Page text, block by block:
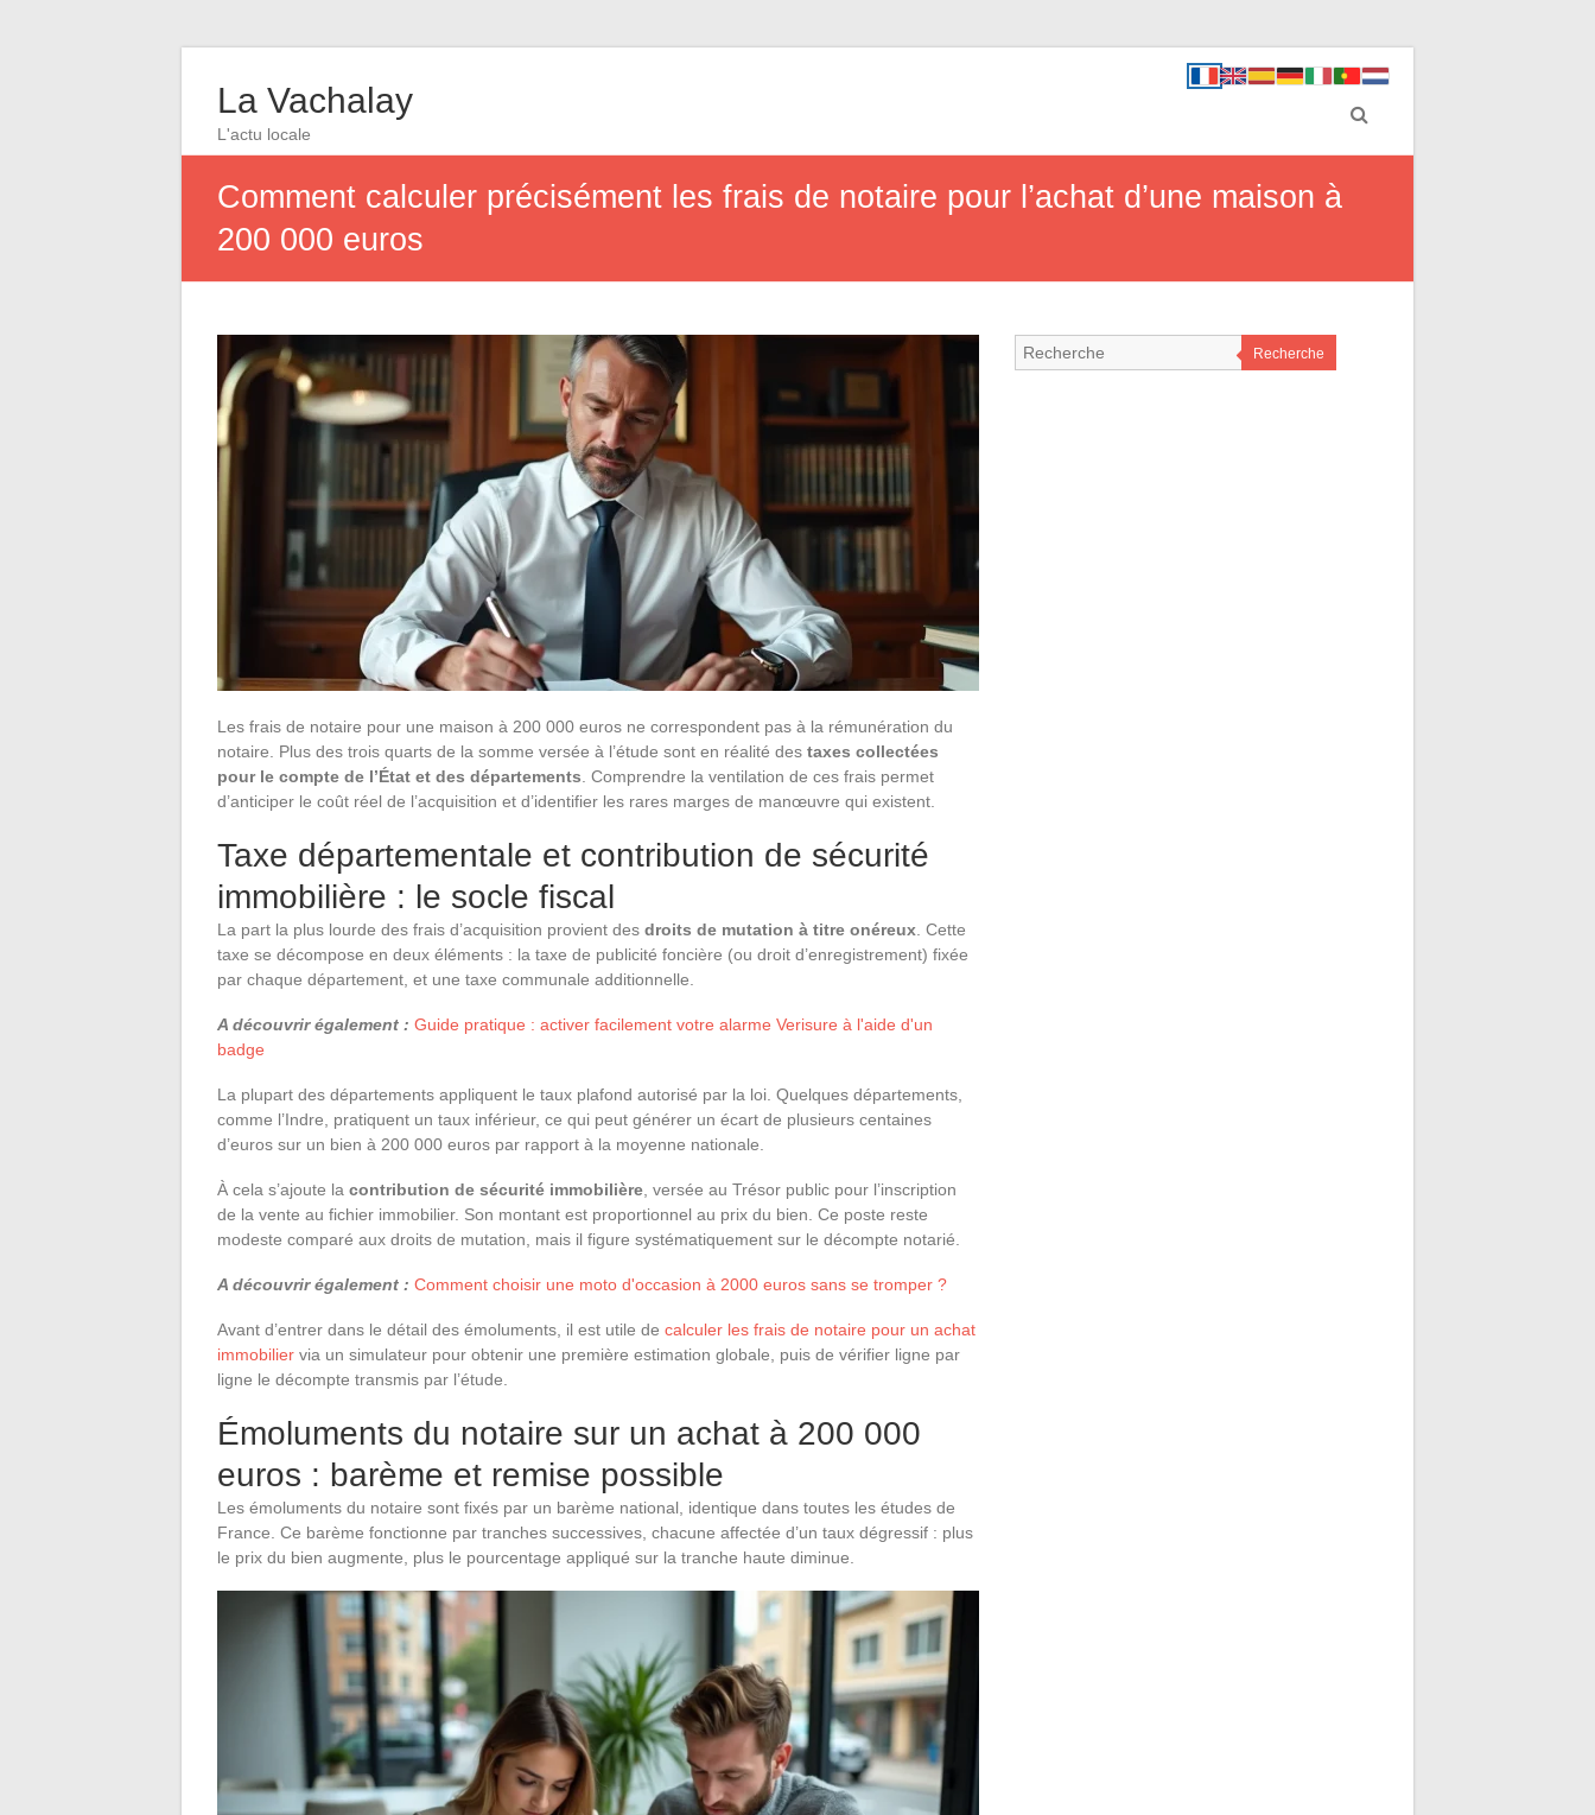
La Vachalay
L'actu locale
Comment calculer précisément les frais de notaire pour l’achat d’une maison à
200 000 euros
Les frais de notaire pour une maison à 200 000 euros ne correspondent pas à la rémunération du
notaire. Plus des trois quarts de la somme versée à l’étude sont en réalité des taxes collectées
pour le compte de l’État et des départements . Comprendre la ventilation de ces frais permet
d’anticiper le coût réel de l’acquisition et d’identifier les rares marges de manœuvre qui existent.
Taxe départementale et contribution de sécurité
immobilière : le socle fiscal
La part la plus lourde des frais d’acquisition provient des droits de mutation à titre onéreux . Cette
taxe se décompose en deux éléments : la taxe de publicité foncière (ou droit d’enregistrement) fixée
par chaque département, et une taxe communale additionnelle.
A découvrir également : Guide pratique : activer facilement votre alarme Verisure à l'aide d'un
badge
La plupart des départements appliquent le taux plafond autorisé par la loi. Quelques départements,
comme l’Indre, pratiquent un taux inférieur, ce qui peut générer un écart de plusieurs centaines
d’euros sur un bien à 200 000 euros par rapport à la moyenne nationale.
À cela s’ajoute la contribution de sécurité immobilière , versée au Trésor public pour l’inscription
de la vente au fichier immobilier. Son montant est proportionnel au prix du bien. Ce poste reste
modeste comparé aux droits de mutation, mais il figure systématiquement sur le décompte notarié.
A découvrir également : Comment choisir une moto d'occasion à 2000 euros sans se tromper ?
Avant d’entrer dans le détail des émoluments, il est utile de calculer les frais de notaire pour un achat
immobilier via un simulateur pour obtenir une première estimation globale, puis de vérifier ligne par
ligne le décompte transmis par l’étude.
Émoluments du notaire sur un achat à 200 000
euros : barème et remise possible
Les émoluments du notaire sont fixés par un barème national, identique dans toutes les études de
France. Ce barème fonctionne par tranches successives, chacune affectée d’un taux dégressif : plus
le prix du bien augmente, plus le pourcentage appliqué sur la tranche haute diminue.
Recherche